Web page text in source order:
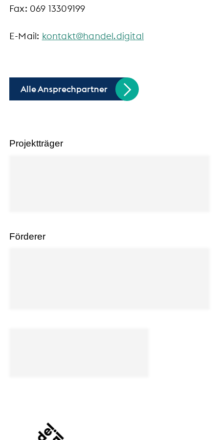
Fax: 069 13309199
E-Mail: k nt kt h nd l d g t l
Alle Ansprechpartner
Projektträger
Förderer